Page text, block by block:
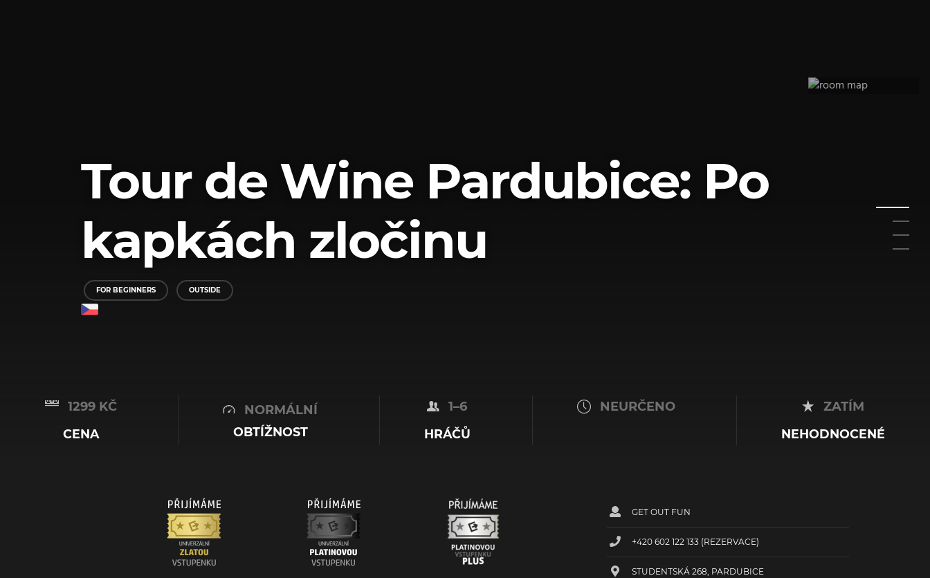
Tour de Wine Pardubice: Po
kapkách zločinu
FOR BEGINNERS OUTSIDE
1299 KČ
CENA
NORMÁLNÍ
OBTÍŽNOST
1–6
HRÁČŮ
NEURČENO ZATÍM
NEHODNOCENÉ
GET OUT FUN
+420 602 122 133 (REZERVACE)
STUDENTSKÁ 268, PARDUBICE